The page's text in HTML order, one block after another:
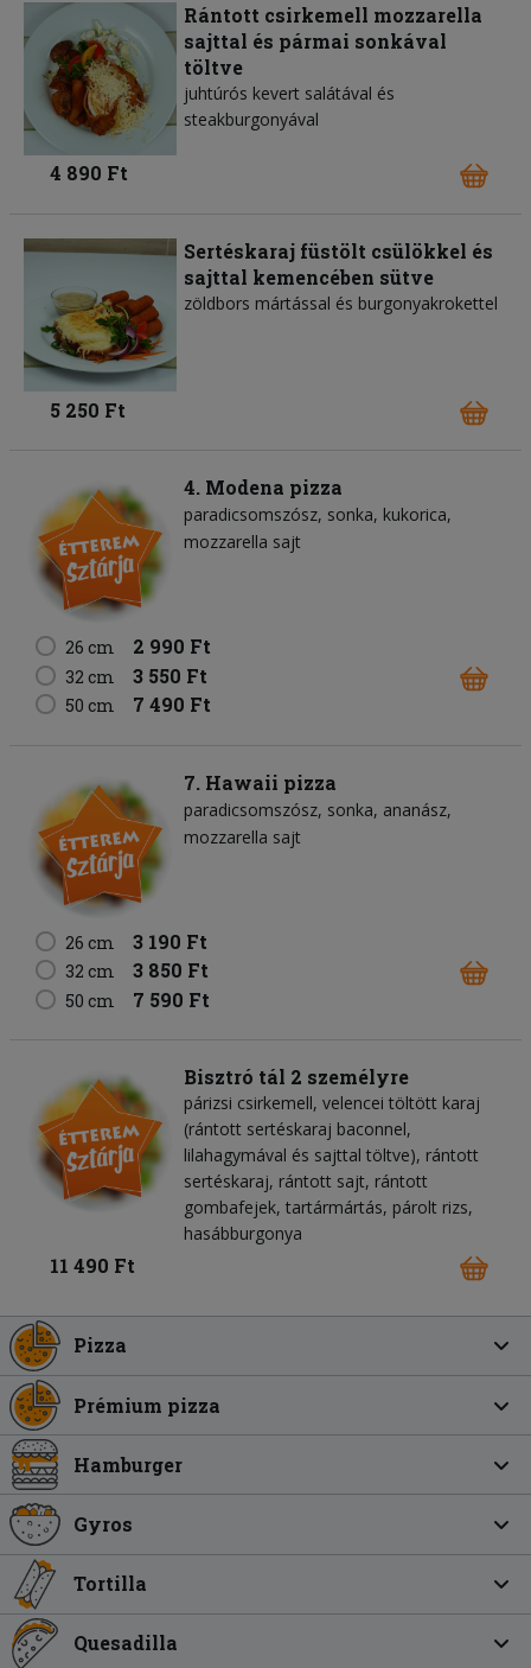
Rántott csirkemell mozzarella
sajttal és pármai sonkával
töltve
juhtúrós kevert salátával és
steakburgonyával
4 890 Ft
Sertéskaraj füstölt csülökkel és
sajttal kemencében sütve
zöldbors mártással és burgonyakrokettel
5 250 Ft
4. Modena pizza
paradicsomszósz sonka kukorica
mozzarella sajt
26 cm 2 990 Ft
32 cm 3 550 Ft
50 cm 7 490 Ft
7. Hawaii pizza
paradicsomszósz sonka ananász
mozzarella sajt
26 cm 3 190 Ft
32 cm 3 850 Ft
50 cm 7 590 Ft
Bisztró tál 2 személyre
párizsi csirkemell, velencei töltött karaj
(rántott sertéskaraj baconnel,
lilahagymával és sajttal töltve), rántott
sertéskaraj, rántott sajt, rántott
gombafejek, tartármártás, párolt rizs,
hasábburgonya
11 490 Ft
Pizza
Prémium pizza
Hamburger
Gyros
Tortilla
Quesadilla